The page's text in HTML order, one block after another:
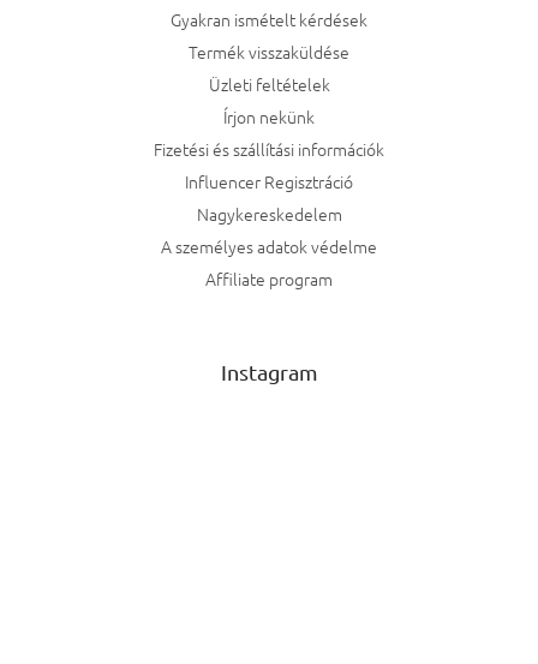
Gyakran ismételt kérdések
Termék visszaküldése
Üzleti feltételek
Írjon nekünk
Fizetési és szállítási információk
Influencer Regisztráció
Nagykereskedelem
A személyes adatok védelme
Affiliate program
Instagram